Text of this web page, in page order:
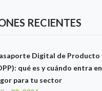
RECIENTES
Digital de Producto
qué es y cuándo entra en
para tu sector